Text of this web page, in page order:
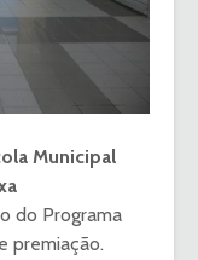
Municipal
do Programa
premiação.